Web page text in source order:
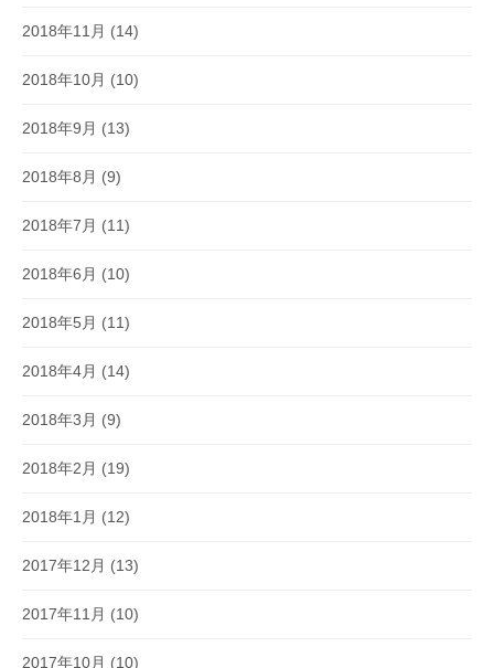
2018年11月 (14)
2018年10月 (10)
2018年9月 (13)
2018年8月 (9)
2018年7月 (11)
2018年6月 (10)
2018年5月 (11)
2018年4月 (14)
2018年3月 (9)
2018年2月 (19)
2018年1月 (12)
2017年12月 (13)
2017年11月 (10)
2017年10月 (10)